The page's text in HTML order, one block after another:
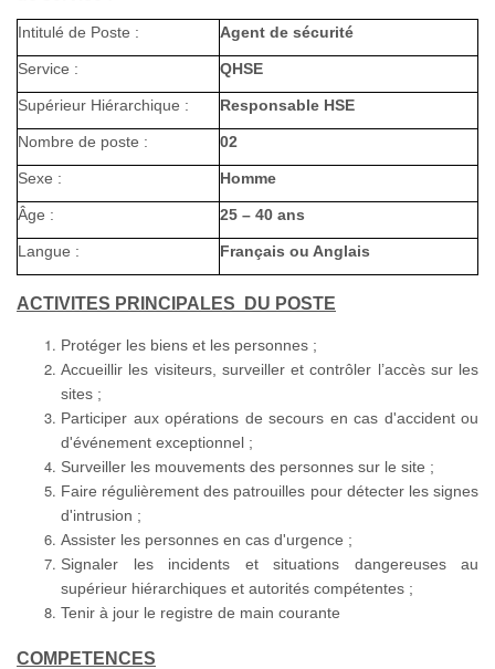
Intitulé de Poste : Agent de sécurité
Service : QHSE
Supérieur Hiérarchique : Responsable HSE
Nombre de poste : 02
Sexe : Homme
Âge : 25 – 40 ans
Langue : Français ou Anglais
ACTIVITES PRINCIPALES DU POSTE
Protéger les biens et les personnes ;
Accueillir les visiteurs, surveiller et contrôler l’accès sur les
sites ;
Participer aux opérations de secours en cas d'accident ou
d'événement exceptionnel ;
Surveiller les mouvements des personnes sur le site ;
Faire régulièrement des patrouilles pour détecter les signes
d'intrusion ;
Assister les personnes en cas d'urgence ;
Signaler les incidents et situations dangereuses au
supérieur hiérarchiques et autorités compétentes ;
Tenir à jour le registre de main courante
COMPETENCES